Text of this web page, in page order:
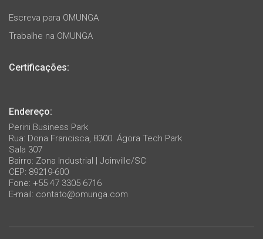
Escreva para OMUNGA
Trabalhe na OMUNGA
Certificações:
Endereço:
Perini Business Park
Rua: Dona Francisca, 8300. Ágora Tech Park
Sala 307
Bairro: Zona Industrial | Joinville/SC
CEP: 89219-600
Fone: +55 47 3305 6716
E-mail: contato@omunga.com